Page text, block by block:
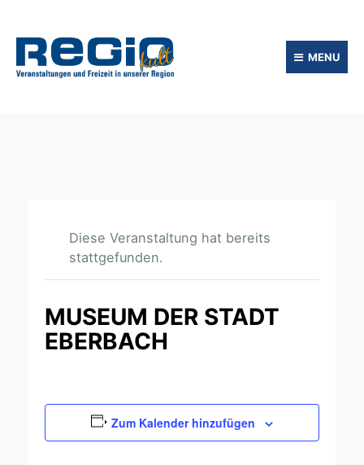
MENU
Diese Veranstaltung hat bereits
stattgefunden.
MUSEUM DER STADT
EBERBACH
Zum Kalender hinzufügen